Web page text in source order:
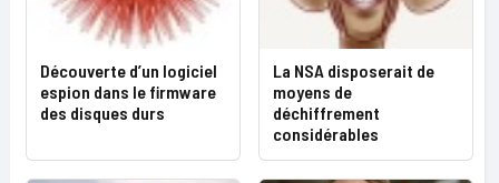
Découverte d’un logiciel
espion dans le firmware
des disques durs
La NSA disposerait de
moyens de
déchiffrement
considérables